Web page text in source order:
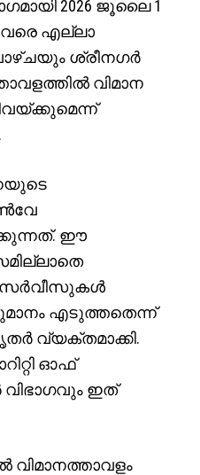
2026 ജൂലൈ 1
വരെ എല്ലാ
ശ്രീനഗർ
വിമാന
ഈ
സർവീസുകൾ
എടുത്തതെന്ന്
വ്യക്തമാക്കി.
ഓഫ്
ഇത്
വിമാനത്താവളം